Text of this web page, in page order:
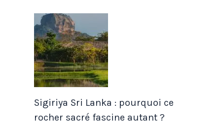
Sigiriya Sri Lanka : pourquoi ce
rocher sacré fascine autant ?